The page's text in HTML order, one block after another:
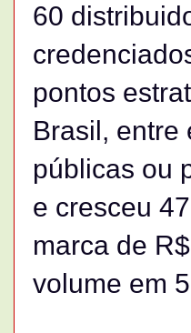
60
pontos
Brasil, entre
públicas ou
e cresceu
marca de
volume em